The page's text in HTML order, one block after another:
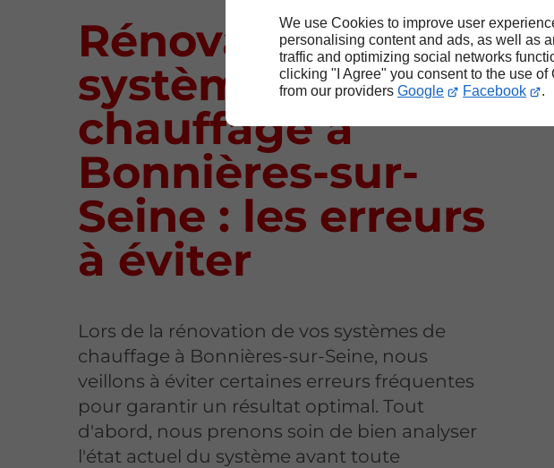
We use Cookies to improve user
personalising content and ads, as well as
traffic and optimizing social networks
clicking "I Agree" you consent to the use of
from our providers Google Facebook .
Rénovation de
système de
chauffage à
Bonnières-sur-
Seine : les erreurs
à éviter
Lors de la rénovation de vos systèmes de
chauffage à Bonnières-sur-Seine, nous
veillons à éviter certaines erreurs fréquentes
pour garantir un résultat optimal. Tout
d'abord, nous prenons soin de bien analyser
l'état actuel du système avant toute